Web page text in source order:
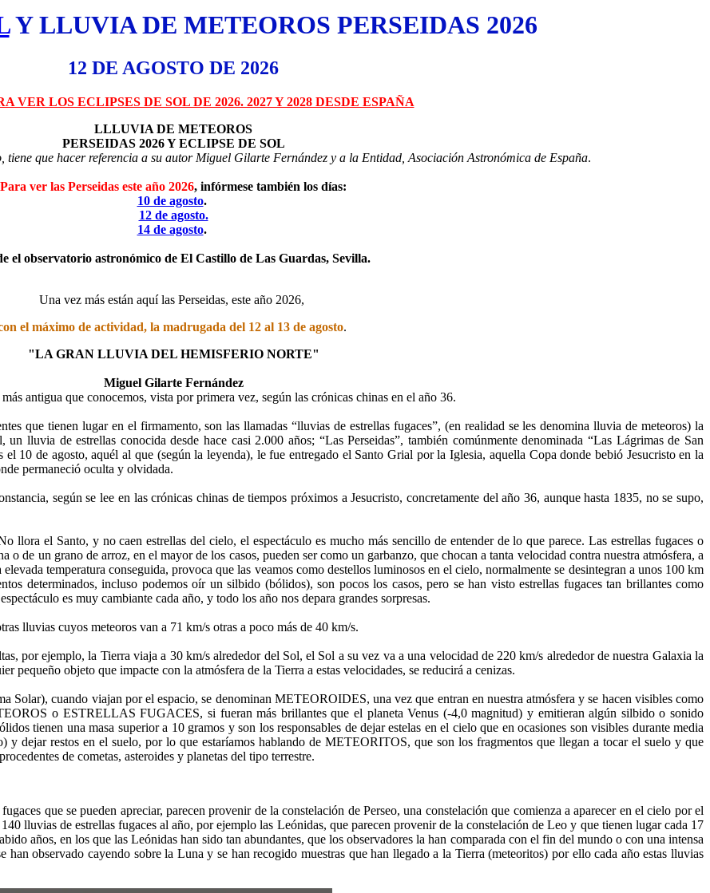
Y LLUVIA DE METEOROS PERSEIDAS 2026
12 DE AGOSTO DE 2026
VER LOS ECLIPSES DE SOL DE 2026. 2027 Y 2028 DESDE ESPAÑA
LLLUVIA DE METEOROS
PERSEIDAS 2026 Y ECLIPSE DE SOL
tiene que hacer referencia a su autor Miguel Gilarte Fernández y a la Entidad, Asociación Astronómica de España.
Para ver las Perseidas este año 2026, infórmese también los días:
10 de agosto.
12 de agosto.
14 de agosto.
el observatorio astronómico de El Castillo de Las Guardas, Sevilla.
Una vez más están aquí las Perseidas, este año 2026,
el máximo de actividad, la madrugada del 12 al 13 de agosto.
"LA GRAN LLUVIA DEL HEMISFERIO NORTE"
Miguel Gilarte Fernández
antigua que conocemos, vista por primera vez, según las crónicas chinas en el año 36.
que tienen lugar en el firmamento, son las llamadas “lluvias de estrellas fugaces”, (en realidad se les denomina lluvia de meteoros) la
lluvia de estrellas conocida desde hace casi 2.000 años; “Las Perseidas”, también comúnmente denominada “Las Lágrimas de San
10 de agosto, aquél al que (según la leyenda), le fue entregado el Santo Grial por la Iglesia, aquella Copa donde bebió Jesucristo en la
permaneció oculta y olvidada.
según se lee en las crónicas chinas de tiempos próximos a Jesucristo, concretamente del año 36, aunque hasta 1835, no se supo,
llora el Santo, y no caen estrellas del cielo, el espectáculo es mucho más sencillo de entender de lo que parece. Las estrellas fugaces o
o de un grano de arroz, en el mayor de los casos, pueden ser como un garbanzo, que chocan a tanta velocidad contra nuestra atmósfera, a
temperatura conseguida, provoca que las veamos como destellos luminosos en el cielo, normalmente se desintegran a unos 100 km
determinados, incluso podemos oír un silbido (bólidos), son pocos los casos, pero se han visto estrellas fugaces tan brillantes como
es muy cambiante cada año, y todo los año nos depara grandes sorpresas.
lluvias cuyos meteoros van a 71 km/s otras a poco más de 40 km/s.
por ejemplo, la Tierra viaja a 30 km/s alrededor del Sol, el Sol a su vez va a una velocidad de 220 km/s alrededor de nuestra Galaxia la
pequeño objeto que impacte con la atmósfera de la Tierra a estas velocidades, se reducirá a cenizas.
Solar), cuando viajan por el espacio, se denominan METEOROIDES, una vez que entran en nuestra atmósfera y se hacen visibles como
o ESTRELLAS FUGACES, si fueran más brillantes que el planeta Venus (-4,0 magnitud) y emitieran algún silbido o sonido
tienen una masa superior a 10 gramos y son los responsables de dejar estelas en el cielo que en ocasiones son visibles durante media
y dejar restos en el suelo, por lo que estaríamos hablando de METEORITOS, que son los fragmentos que llegan a tocar el suelo y que
de cometas, asteroides y planetas del tipo terrestre.
que se pueden apreciar, parecen provenir de la constelación de Perseo, una constelación que comienza a aparecer en el cielo por el
lluvias de estrellas fugaces al año, por ejemplo las Leónidas, que parecen provenir de la constelación de Leo y que tienen lugar cada 17
años, en los que las Leónidas han sido tan abundantes, que los observadores la han comparada con el fin del mundo o con una intensa
observado cayendo sobre la Luna y se han recogido muestras que han llegado a la Tierra (meteoritos) por ello cada año estas lluvias